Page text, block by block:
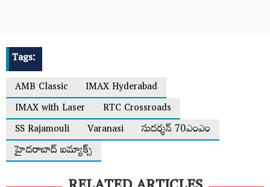
Tags:
AMB Classic
IMAX Hyderabad
IMAX with Laser
RTC Crossroads
SS Rajamouli
Varanasi
సుదర్శన్ 70ఎంఎం
హైదరాబాద్ ఐమ్యాక్స్